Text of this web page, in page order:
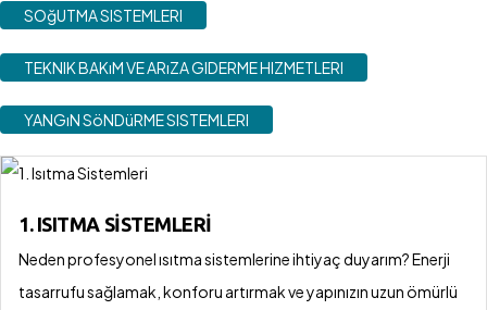
SOğUTMA SISTEMLERI
TEKNIK BAKıM VE ARıZA GIDERME HIZMETLERI
YANGıN SöNDüRME SISTEMLERI
1. ISITMA SISTEMLERI
Neden profesyonel ısıtma sistemlerine ihtiyaç duyarım? Enerji
tasarrufu sağlamak, konforu artırmak ve yapınızın uzun ömürlü